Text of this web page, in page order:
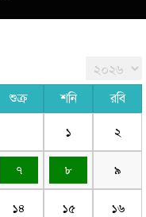
শুক্র শনি রবি
১ ২
৭ ৮ ৯
১৪ ১৫ ১৬